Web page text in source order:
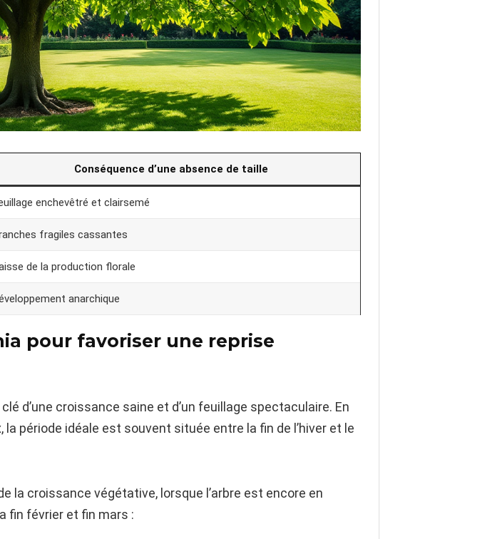
Conséquence d’une absence de taille
enchevêtré et clairsemé
fragiles cassantes
de la production florale
anarchique
pour favoriser une reprise
d’une croissance saine et d’un feuillage spectaculaire. En
période idéale est souvent située entre la fin de l’hiver et le
la croissance végétative, lorsque l’arbre est encore en
fin février et fin mars :